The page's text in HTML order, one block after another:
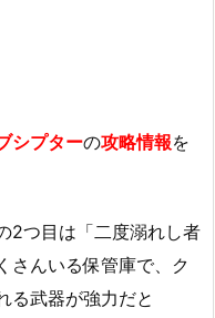
シプターの攻略情報を
2つ目は「二度溺れし者
さんいる保管庫で、ク
る武器が強力だと